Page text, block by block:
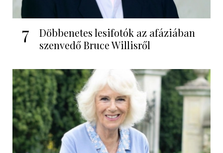
7
Döbbenetes lesifotók az afáziában
szenvedő Bruce Willisről